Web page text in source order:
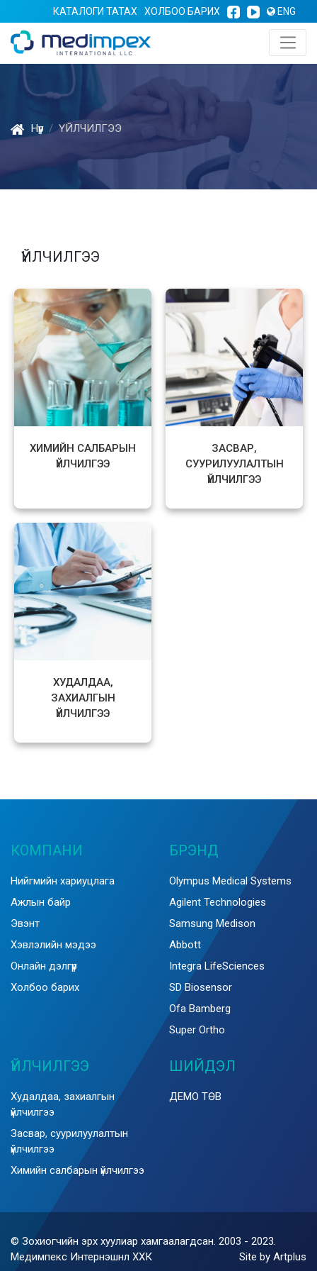
КАТАЛОГИ ТАТАХ ХОЛБОО БАРИХ ENG
Нүүр ҮЙЛЧИЛГЭЭ
ҮЙЛЧИЛГЭЭ
ХИМИЙН САЛБАРЫН
ҮЙЛЧИЛГЭЭ
ЗАСВАР,
СУУРИЛУУЛАЛТЫН
ҮЙЛЧИЛГЭЭ
ХУДАЛДАА,
ЗАХИАЛГЫН
ҮЙЛЧИЛГЭЭ
КОМПАНИ
Нийгмийн хариуцлага
Ажлын байр
Эвэнт
Хэвлэлийн мэдээ
Онлайн дэлгүүр
Холбоо барих
БРЭНД
Olympus Medical Systems
Agilent Technologies
Samsung Medison
Abbott
Integra LifeSciences
SD Biosensor
Ofa Bamberg
Super Ortho
ҮЙЛЧИЛГЭЭ
Худалдаа, захиалгын
үйлчилгээ
Засвар, суурилуулалтын
үйлчилгээ
Химийн салбарын үйлчилгээ
ШИЙДЭЛ
ДЕМО ТӨВ
© Зохиогчийн эрх хуулиар хамгаалагдсан. 2003 - 2023.
Медимпекс Интернэшнл ХХК
Site by Artplus